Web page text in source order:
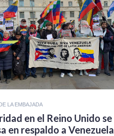
LA EMBAJADA
en el Reino Unido se
en respaldo a Venezuela